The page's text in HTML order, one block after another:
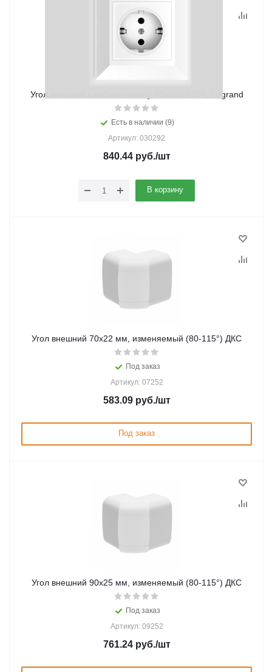
Угол внешний к кабель-каналу 60х16/20 DPL Legrand
Есть в наличии (9)
Артикул: 030292
840.44руб./шт
В корзину
Угол внешний 70х22 мм, изменяемый (80-115°) ДКС
Под заказ
Артикул: 07252
583.09руб./шт
Под заказ
Угол внешний 90х25 мм, изменяемый (80-115°) ДКС
Под заказ
Артикул: 09252
761.24руб./шт